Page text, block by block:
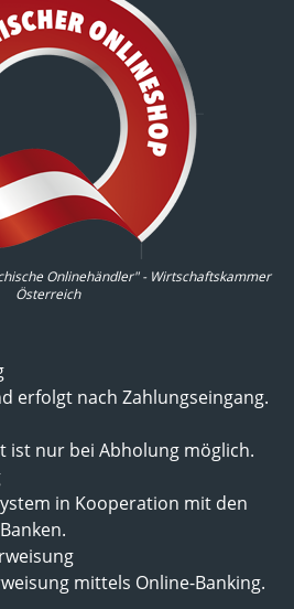
Onlinehändler" - Wirtschaftskammer
Österreich
erfolgt nach Zahlungseingang.
ist nur bei Abholung möglich.
in Kooperation mit den
mittels Online-Banking.